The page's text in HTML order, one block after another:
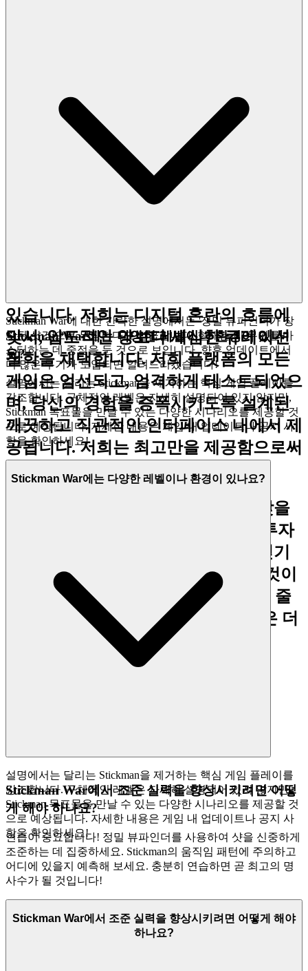
는 것을 아세요. 저희는 안전하고 공정한
놀이터를 만들고, 당신은 당신의 유산을
구축하는 데 집중할 수 있습니다.
4. 플레이어에 대한 존중: 큐레이션
있습니다. 저희는 디지털 혼란의 흐름에
맞서, 압도적인 양보다 세심한 큐레이션
철학을 채택합니다. 저희 플랫폼의 모든
게임은 엄선되고, 엄격하게 테스트되었으
며, 당신의 경험을 증폭시키도록 설계된
깨끗하고 직관적인 인터페이스 내에서 제
공됩니다. 저희는 최고만을 제공함으로써
당신의 지성을 존중합니다.
여기서는 수천 개의 복제된 게임을 찾을
수 없습니다. 저희는 당신의 시간을 투자
할 가치가 있는 훌륭한 게임이라고 믿기
때문에스틱맨 전쟁
을 선보입니다. 이것이
저희의 큐레이션 약속입니다: 잡음은 줄
이고, 당신이 마땅히 받아야 할 품질은 더
Stickman War에 대한 간략한 설명에서는 '정밀 뷰파인더가 장
착된 샷건'으로 무장한다고 언급합니다. 현재는 이 무기를 마
스터하는 데 중점을 둔 것으로 보입니다. 향후 업데이트에서
더 많은 무기가 도입되면 알려드리겠습니다!
Stickman War에는 다양한 레벨이나 환경이 있나
요?
설명에서는 달리는 Stickman을 제거하는 핵심 게임 플레이를
강조합니다. 구체적인 레벨은 자세히 설명되어 있지 않지만,
Stickman 목표물을 만날 수 있는 다양한 시나리오를 제공할 것
으로 예상됩니다. 자세한 내용은 게임 내 업데이트나 공지 사
항을 확인하세요!
Stickman War에는 다양한 레벨이나 환경이 있나요?
설명에서는 달리는 Stickman을 제거하는 핵심 게임 플레이를
강조합니다. 구체적인 레벨은 자세히 설명되어 있지 않지만,
Stickman 목표물을 만날 수 있는 다양한 시나리오를 제공할 것
으로 예상됩니다. 자세한 내용은 게임 내 업데이트나 공지 사
항을 확인하세요!
Stickman War에서 조준 실력을 향상시키려면 어떻
게 해야 하나요?
연습이 중요합니다! 정밀 뷰파인더를 사용하여 샷을 신중하게
조준하는 데 집중하세요. Stickman의 움직임 패턴에 주의하고
어디에 있을지 예측해 보세요. 충분히 연습하면 곧 최고의 명
사수가 될 것입니다!
Stickman War에서 조준 실력을 향상시키려면 어떻게 해야
하나요?